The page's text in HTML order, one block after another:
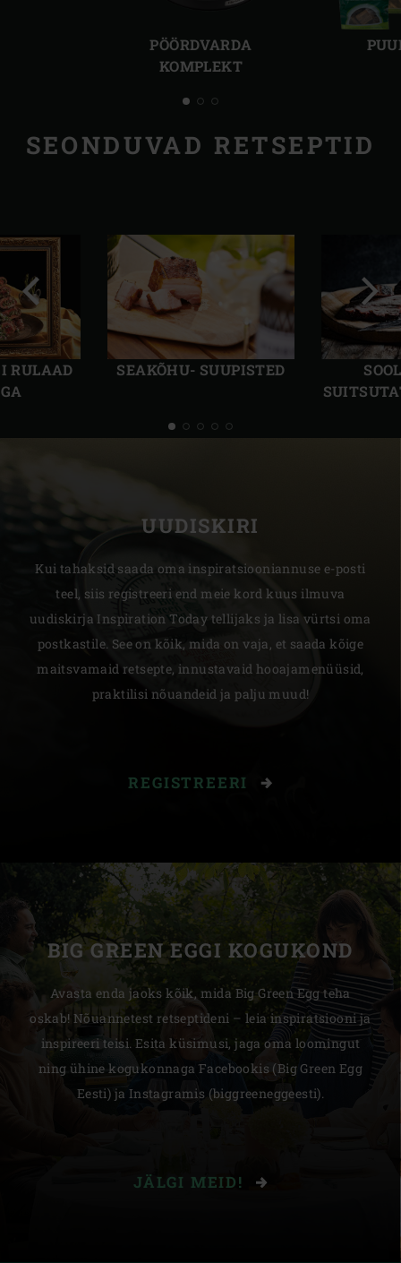
PÖÖRDVARDA
KOMPLEKT
slaid
SEONDUVAD RETSEPTID
RULAAD
SEAKÕHU- SUUPISTED
Eelmine
slaid
slaid
UUDISKIRI
Kui tahaksid saada oma inspiratsiooniannuse e-posti
teel, siis registreeri end meie kord kuus ilmuva
uudiskirja Inspiration Today tellijaks ja lisa vürtsi oma
postkastile. See on kõik, mida on vaja, et saada kõige
maitsvamaid retsepte, innustavaid hooajamenüüsid,
praktilisi nõuandeid ja palju muud!
REGISTREERI
BIG GREEN EGGI KOGUKOND
Avasta enda jaoks kõik, mida Big Green Egg teha
oskab! Nõuannetest retseptideni – leia inspiratsiooni ja
inspireeri teisi. Esita küsimusi, jaga oma loomingut
ning ühine kogukonnaga Facebookis (Big Green Egg
Eesti) ja Instagramis (biggreeneggeesti).
JÄLGI MEID!